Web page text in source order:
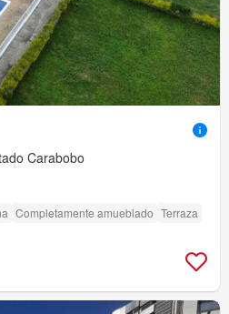
Carabobo
Completamente amueblado Terraza